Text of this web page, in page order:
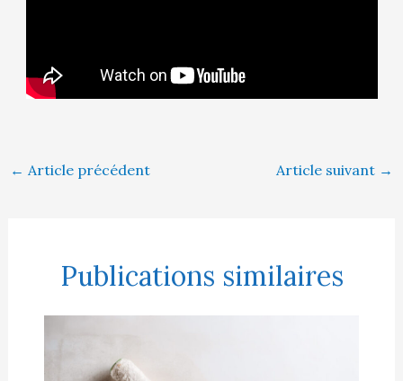
← Article précédent Article suivant →
Publications similaires